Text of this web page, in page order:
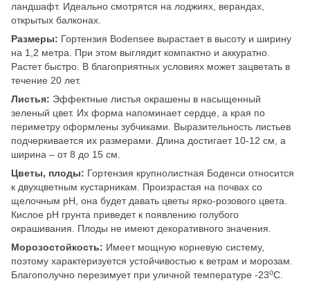
ландшафт. Идеально смотрятся на лоджиях, верандах,
открытых балконах.
Размеры: Гортензия Bodensee вырастает в высоту и ширину
на 1,2 метра. При этом выглядит компактно и аккуратно.
Растет быстро. В благоприятных условиях может зацветать в
течение 20 лет.
Листья: Эффектные листья окрашены в насыщенный
зеленый цвет. Их форма напоминает сердце, а края по
периметру оформлены зубчиками. Выразительность листьев
подчеркивается их размерами. Длина достигает 10-12 см, а
ширина – от 8 до 15 см.
Цветы, плоды: Гортензия крупнолистная Боденси относится
к двухцветным кустарникам. Произрастая на почвах со
щелочным рН, она будет давать цветы ярко-розового цвета.
Кислое рН грунта приведет к появлению голубого
окрашивания. Плоды не имеют декоративного значения.
Морозостойкость: Имеет мощную корневую систему,
поэтому характеризуется устойчивостью к ветрам и морозам.
Благополучно перезимует при уличной температуре -23оС.